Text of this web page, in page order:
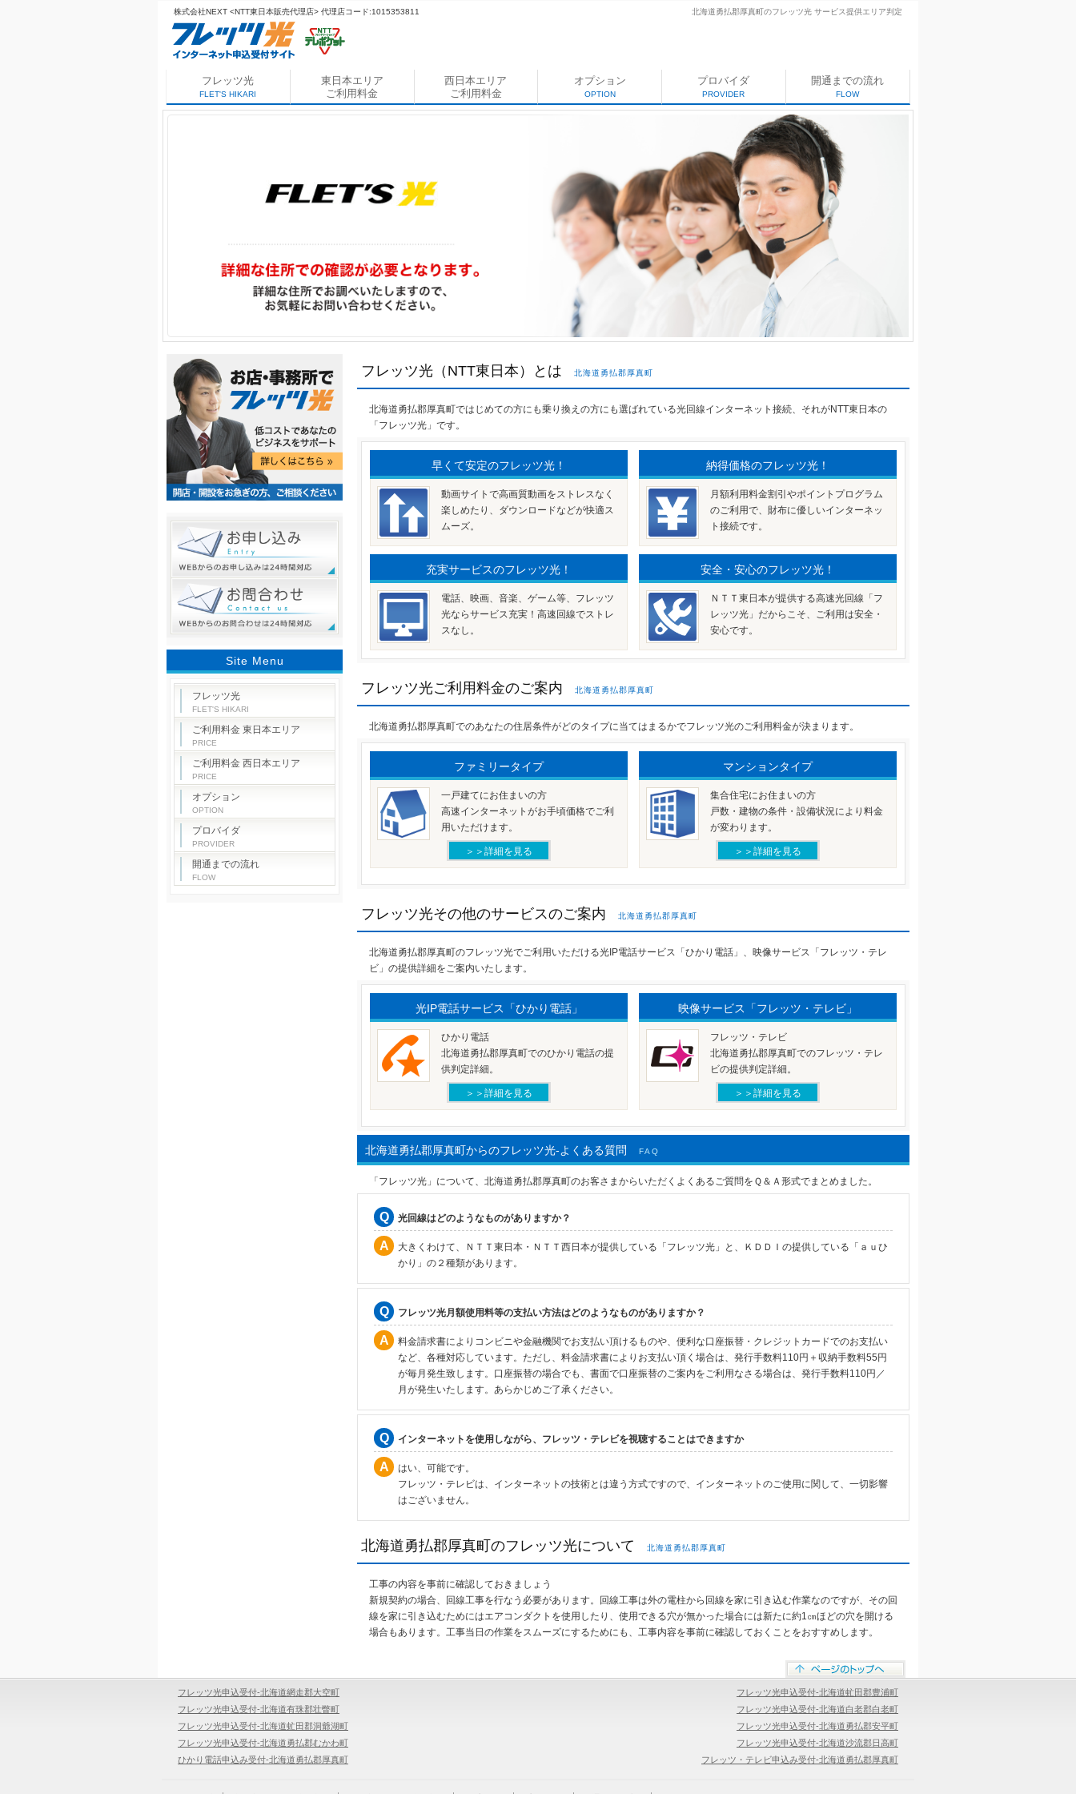
株式会社NEXT <NTT東日本販売代理店> 代理店コード:1015353811 北海道勇払郡厚真町のフレッツ光 サービス提供エリア判定
フレッツ光
FLET'S HIKARI
東日本エリア
ご利用料金
西日本エリア
ご利用料金
オプション
OPTION
プロバイダ
PROVIDER
開通までの流れ
FLOW
フレッツ光（NTT東日本）とは 北海道勇払郡厚真町
北海道勇払郡厚真町ではじめての方にも乗り換えの方にも選ばれている光回線インターネット接続、それがNTT東日本の
「フレッツ光」です。
早くて安定のフレッツ光！
動画サイトで高画質動画をストレスなく
楽しめたり、ダウンロードなどが快適ス
ムーズ。
納得価格のフレッツ光！
月額利用料金割引やポイントプログラム
のご利用で、財布に優しいインターネッ
ト接続です。
充実サービスのフレッツ光！
電話、映画、音楽、ゲーム等、フレッツ
光ならサービス充実！高速回線でストレ
スなし。
安全・安心のフレッツ光！
ＮＴＴ東日本が提供する高速光回線「フ
レッツ光」だからこそ、ご利用は安全・
安心です。
フレッツ光ご利用料金のご案内 北海道勇払郡厚真町
北海道勇払郡厚真町でのあなたの住居条件がどのタイプに当てはまるかでフレッツ光のご利用料金が決まります。
ファミリータイプ
一戸建てにお住まいの方
高速インターネットがお手頃価格でご利
用いただけます。
＞＞詳細を見る
マンションタイプ
集合住宅にお住まいの方
戸数・建物の条件・設備状況により料金
が変わります。
＞＞詳細を見る
フレッツ光その他のサービスのご案内 北海道勇払郡厚真町
北海道勇払郡厚真町のフレッツ光でご利用いただける光IP電話サービス「ひかり電話」、映像サービス「フレッツ・テレ
ビ」の提供詳細をご案内いたします。
光IP電話サービス「ひかり電話」
ひかり電話
北海道勇払郡厚真町でのひかり電話の提
供判定詳細。
＞＞詳細を見る
映像サービス「フレッツ・テレビ」
フレッツ・テレビ
北海道勇払郡厚真町でのフレッツ・テレ
ビの提供判定詳細。
＞＞詳細を見る
北海道勇払郡厚真町からのフレッツ光-よくある質問 FAQ
「フレッツ光」について、北海道勇払郡厚真町のお客さまからいただくよくあるご質問をＱ＆Ａ形式でまとめました。
光回線はどのようなものがありますか？
大きくわけて、ＮＴＴ東日本・ＮＴＴ西日本が提供している「フレッツ光」と、ＫＤＤＩの提供している「ａｕひ
かり」の２種類があります。
フレッツ光月額使用料等の支払い方法はどのようなものがありますか？
料金請求書によりコンビニや金融機関でお支払い頂けるものや、便利な口座振替・クレジットカードでのお支払い
など、各種対応しています。ただし、料金請求書によりお支払い頂く場合は、発行手数料110円＋収納手数料55円
が毎月発生致します。口座振替の場合でも、書面で口座振替のご案内をご利用なさる場合は、発行手数料110円／
月が発生いたします。あらかじめご了承ください。
インターネットを使用しながら、フレッツ・テレビを視聴することはできますか
はい、可能です。
フレッツ・テレビは、インターネットの技術とは違う方式ですので、インターネットのご使用に関して、一切影響
はございません。
北海道勇払郡厚真町のフレッツ光について 北海道勇払郡厚真町
工事の内容を事前に確認しておきましょう
新規契約の場合、回線工事を行なう必要があります。回線工事は外の電柱から回線を家に引き込む作業なのですが、その回
線を家に引き込むためにはエアコンダクトを使用したり、使用できる穴が無かった場合には新たに約1㎝ほどの穴を開ける
場合もあります。工事当日の作業をスムーズにするためにも、工事内容を事前に確認しておくことをおすすめします。
Site Menu
フレッツ光
FLET'S HIKARI
ご利用料金 東日本エリア
PRICE
ご利用料金 西日本エリア
PRICE
オプション
OPTION
プロバイダ
PROVIDER
開通までの流れ
FLOW
フレッツ光申込受付-北海道網走郡大空町
フレッツ光申込受付-北海道虻田郡豊浦町
フレッツ光申込受付-北海道有珠郡壮瞥町
フレッツ光申込受付-北海道白老郡白老町
フレッツ光申込受付-北海道虻田郡洞爺湖町
フレッツ光申込受付-北海道勇払郡安平町
フレッツ光申込受付-北海道勇払郡むかわ町
フレッツ光申込受付-北海道沙流郡日高町
ひかり電話申込み受付-北海道勇払郡厚真町
フレッツ・テレビ申込み受付-北海道勇払郡厚真町